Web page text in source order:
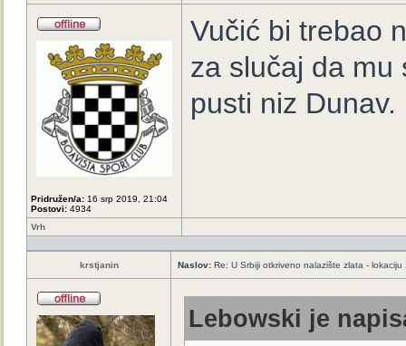
Pridružen/a: 16 srp 2019, 21:04
Postovi: 4934
Vučić bi trebao
za slučaj da mu
pusti niz Dunav.
Vrh
krstjanin Naslov: Re: U Srbiji otkriveno nalazište zlata -
Lebowski je